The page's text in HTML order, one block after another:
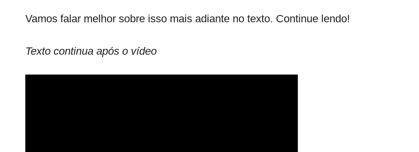
Vamos falar melhor sobre isso mais adiante no texto. Continue lendo!
Texto continua após o vídeo